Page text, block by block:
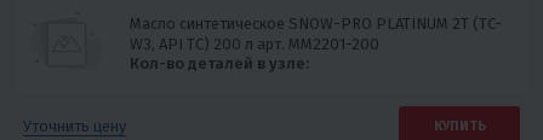
Масло синтетическое SNOW-PRO PLATINUM 2Т (TC-
W3, API TC) 200 л арт. MM2201-200
Кол-во деталей в узле:
Уточнить цену КУПИТЬ